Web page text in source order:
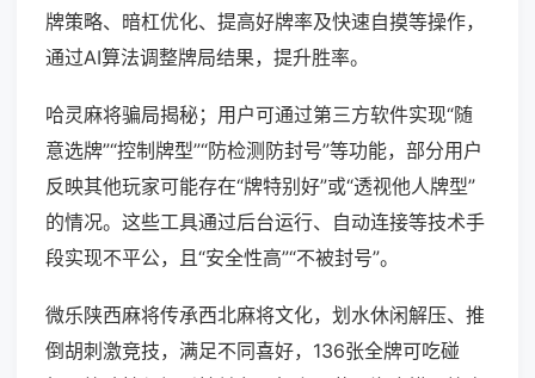
牌策略、暗杠优化、提高好牌率及快速自摸等操作，
通过AI算法调整牌局结果，提升胜率。
哈灵麻将骗局揭秘；用户可通过第三方软件实现“随
意选牌”“控制牌型”“防检测防封号”等功能，部分用户
反映其他玩家可能存在“牌特别好”或“透视他人牌型”
的情况。这些工具通过后台运行、自动连接等技术手
段实现不平公，且“安全性高”“不被封号”。
微乐陕西麻将传承西北麻将文化，划水休闲解压、推
倒胡刺激竞技，满足不同喜好，136张全牌可吃碰